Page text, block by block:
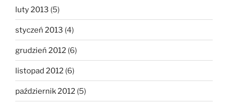
luty 2013 (5)
styczeń 2013 (4)
grudzień 2012 (6)
listopad 2012 (6)
październik 2012 (5)